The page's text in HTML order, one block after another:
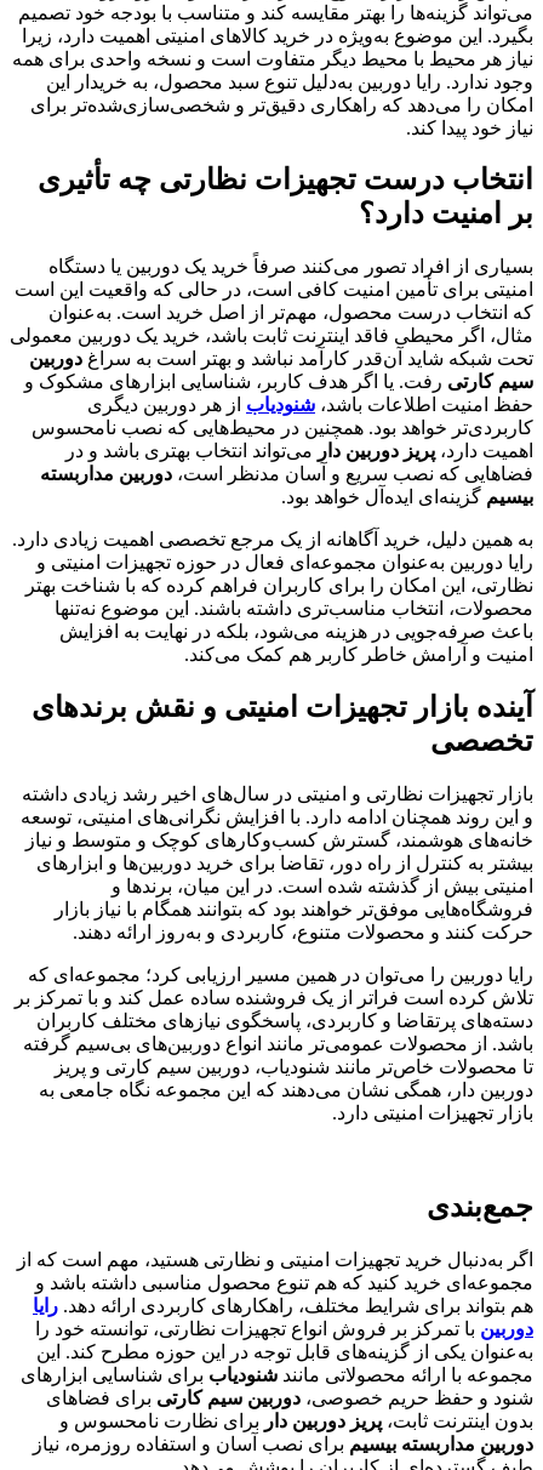
می‌تواند گزینه‌ها را بهتر مقایسه کند و متناسب با بودجه خود تصمیم
بگیرد. این موضوع به‌ویژه در خرید کالاهای امنیتی اهمیت دارد، زیرا
نیاز هر محیط با محیط دیگر متفاوت است و نسخه واحدی برای همه
وجود ندارد. رایا دوربین به‌دلیل تنوع سبد محصول، به خریدار این
امکان را می‌دهد که راهکاری دقیق‌تر و شخصی‌سازی‌شده‌تر برای
نیاز خود پیدا کند.
انتخاب درست تجهیزات نظارتی چه تأثیری
بر امنیت دارد؟
بسیاری از افراد تصور می‌کنند صرفاً خرید یک دوربین یا دستگاه
امنیتی برای تأمین امنیت کافی است، در حالی که واقعیت این است
که انتخاب درست محصول، مهم‌تر از اصل خرید است. به‌عنوان
مثال، اگر محیطی فاقد اینترنت ثابت باشد، خرید یک دوربین معمولی
تحت شبکه شاید آن‌قدر کارآمد نباشد و بهتر است به سراغ دوربین
سیم کارتی رفت. یا اگر هدف کاربر، شناسایی ابزارهای مشکوک و
حفظ امنیت اطلاعات باشد، شنودیاب از هر دوربین دیگری
کاربردی‌تر خواهد بود. همچنین در محیط‌هایی که نصب نامحسوس
اهمیت دارد، پریز دوربین دار می‌تواند انتخاب بهتری باشد و در
فضاهایی که نصب سریع و آسان مدنظر است، دوربین مداربسته
بیسیم گزینه‌ای ایده‌آل خواهد بود.
به همین دلیل، خرید آگاهانه از یک مرجع تخصصی اهمیت زیادی دارد.
رایا دوربین به‌عنوان مجموعه‌ای فعال در حوزه تجهیزات امنیتی و
نظارتی، این امکان را برای کاربران فراهم کرده که با شناخت بهتر
محصولات، انتخاب مناسب‌تری داشته باشند. این موضوع نه‌تنها
باعث صرفه‌جویی در هزینه می‌شود، بلکه در نهایت به افزایش
امنیت و آرامش خاطر کاربر هم کمک می‌کند.
آینده بازار تجهیزات امنیتی و نقش برندهای
تخصصی
بازار تجهیزات نظارتی و امنیتی در سال‌های اخیر رشد زیادی داشته
و این روند همچنان ادامه دارد. با افزایش نگرانی‌های امنیتی، توسعه
خانه‌های هوشمند، گسترش کسب‌وکارهای کوچک و متوسط و نیاز
بیشتر به کنترل از راه دور، تقاضا برای خرید دوربین‌ها و ابزارهای
امنیتی بیش از گذشته شده است. در این میان، برندها و
فروشگاه‌هایی موفق‌تر خواهند بود که بتوانند همگام با نیاز بازار
حرکت کنند و محصولات متنوع، کاربردی و به‌روز ارائه دهند.
رایا دوربین را می‌توان در همین مسیر ارزیابی کرد؛ مجموعه‌ای که
تلاش کرده است فراتر از یک فروشنده ساده عمل کند و با تمرکز بر
دسته‌های پرتقاضا و کاربردی، پاسخگوی نیازهای مختلف کاربران
باشد. از محصولات عمومی‌تر مانند انواع دوربین‌های بی‌سیم گرفته
تا محصولات خاص‌تر مانند شنودیاب، دوربین سیم کارتی و پریز
دوربین دار، همگی نشان می‌دهند که این مجموعه نگاه جامعی به
بازار تجهیزات امنیتی دارد.
جمع‌بندی
اگر به‌دنبال خرید تجهیزات امنیتی و نظارتی هستید، مهم است که از
مجموعه‌ای خرید کنید که هم تنوع محصول مناسبی داشته باشد و
هم بتواند برای شرایط مختلف، راهکارهای کاربردی ارائه دهد. رایا
دوربین با تمرکز بر فروش انواع تجهیزات نظارتی، توانسته خود را
به‌عنوان یکی از گزینه‌های قابل توجه در این حوزه مطرح کند. این
مجموعه با ارائه محصولاتی مانند شنودیاب برای شناسایی ابزارهای
شنود و حفظ حریم خصوصی، دوربین سیم کارتی برای فضاهای
بدون اینترنت ثابت، پریز دوربین دار برای نظارت نامحسوس و
دوربین مداربسته بیسیم برای نصب آسان و استفاده روزمره، نیاز